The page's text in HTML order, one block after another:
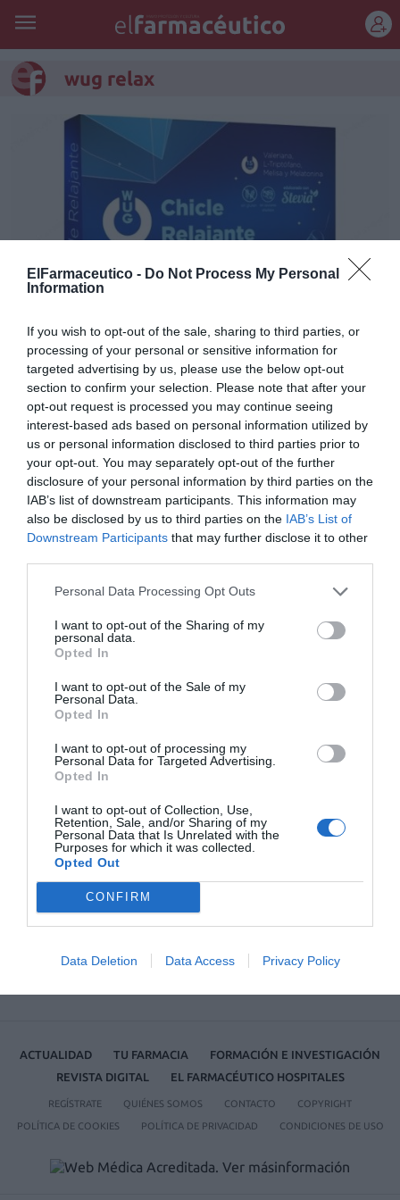
ElFarmaceutico - Do Not Process My Personal
Information
If you wish to opt-out of the sale, sharing to third parties, or
processing of your personal or sensitive information for
targeted advertising by us, please use the below opt-out
section to confirm your selection. Please note that after your
opt-out request is processed you may continue seeing
interest-based ads based on personal information utilized by
us or personal information disclosed to third parties prior to
your opt-out. You may separately opt-out of the further
disclosure of your personal information by third parties on the
IAB’s list of downstream participants. This information may
also be disclosed by us to third parties on the IAB’s List of
Downstream Participants that may further disclose it to other
Personal Data Processing Opt Outs
I want to opt-out of the Sharing of my
personal data.
Opted In
I want to opt-out of the Sale of my
Personal Data.
Opted In
I want to opt-out of processing my
Personal Data for Targeted Advertising.
Opted In
I want to opt-out of Collection, Use,
Retention, Sale, and/or Sharing of my
Personal Data that Is Unrelated with the
Purposes for which it was collected.
Opted Out
CONFIRM
Data Deletion Data Access Privacy Policy
wug relax
Contra el estrés… WUG Relax
Noticias y novedades Redacción
25/09/2015
Tras los meses de verano e inmersos ya en la rutina, gran parte de la
población sufre problemas para conciliar el sueño o situaciones de
estrés. En este contexto la empresa andaluza Wugum ha lanzado WUG
Relax, un chicle elaborado con plantas naturales que ayuda a relajar el
sistema nervioso y la musculatura, a conciliar el sueño y mejora los
estados de estrés.
Chicles para aumentar el bronceado
o aliviar la resaca
Noticias y novedades
Redacción
Dos emprendedores desarrollan un chicle a
diferentes efectos en su uso.
Lo más leído
farmacia: claves para decidir con criterio
La farmacia, un apoyo esencial en el cuidado infantil
Récord de comunicaciones para el 24 Congreso Nacional
Farmacéutico de Oviedo
ACTUALIDAD TU FARMACIA
FORMACIÓN E INVESTIGACIÓN
REVISTA DIGITAL
EL FARMACÉUTICO HOSPITALES
REGÍSTRATE QUIÉNES SOMOS CONTACTO COPYRIGHT
POLÍTICA DE COOKIES POLÍTICA DE PRIVACIDAD CONDICIONES DE USO